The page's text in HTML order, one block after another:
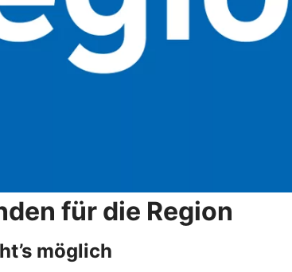
für die Region
möglich